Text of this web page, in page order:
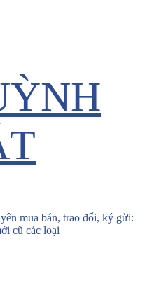
mua bán, trao đổi, ký gửi:
cũ các loại